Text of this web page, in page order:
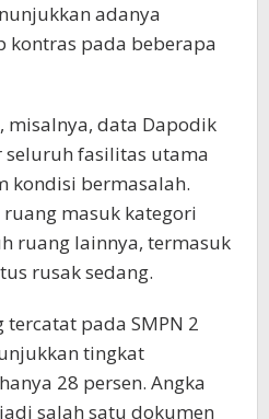
adanya
kontras pada beberapa
misalnya, data Dapodik
fasilitas utama
kondisi bermasalah.
masuk kategori
ruang lainnya, termasuk
rusak sedang.
pada SMPN 2
tingkat
28 persen. Angka
salah satu dokumen